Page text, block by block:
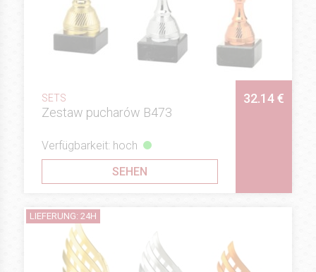
SETS
Zestaw pucharów B473
32.14 €
Verfügbarkeit: hoch
SEHEN
LIEFERUNG: 24H